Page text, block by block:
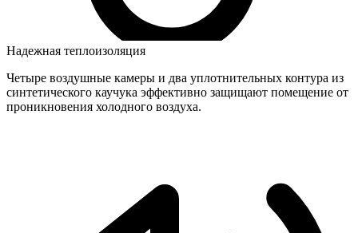
Надежная теплоизоляция
Четыре воздушные камеры и два уплотнительных контура из
синтетического каучука эффективно защищают помещение от
проникновения холодного воздуха.